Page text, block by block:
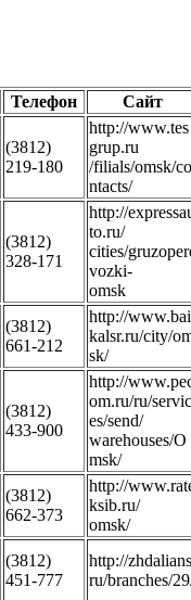
Телефон Сайт
(3812)
219-180
http://www.tes
grup.ru
/filials/omsk/co
ntacts/
(3812)
328-171
http://
to.ru/
cities/
vozki-
omsk
(3812)
661-212
http://www.bai
kalsr.ru/city/
sk/
(3812)
433-900
http://
om.ru/ru/servic
es/send/
warehouses/O
msk/
(3812)
662-373
http://
ksib.ru/
omsk/
(3812)
451-777
http://
ru/branches/